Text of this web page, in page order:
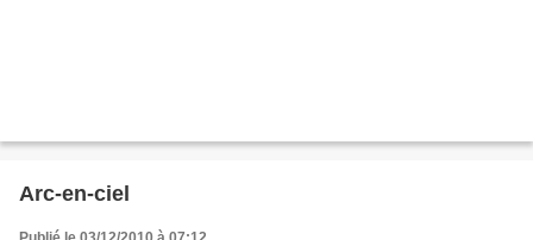
Arc-en-ciel